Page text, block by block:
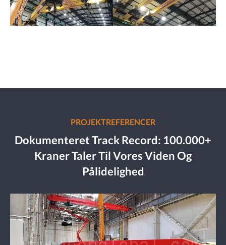
PROJEKTREFERENCER
Dokumenteret Track Record: 100.000+
Kraner Taler Til Vores Viden Og
Pålidelighed